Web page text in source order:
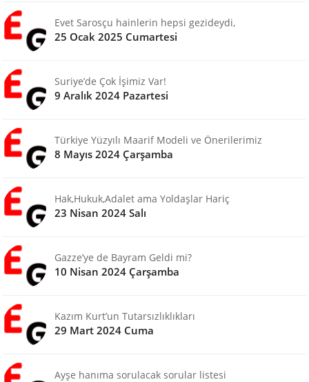
Evet Sarosçu hainlerin hepsi gezideydi,
25 Ocak 2025 Cumartesi
Suriye’de Çok İşimiz Var!
9 Aralık 2024 Pazartesi
Türkiye Yüzyılı Maarif Modeli ve Önerilerimiz
8 Mayıs 2024 Çarşamba
Hak,Hukuk,Adalet ama Yoldaşlar Hariç
23 Nisan 2024 Salı
Gazze’ye de Bayram Geldi mi?
10 Nisan 2024 Çarşamba
Kazım Kurt’un Tutarsızlıklıkları
29 Mart 2024 Cuma
Ayşe hanıma sorulacak sorular listesi